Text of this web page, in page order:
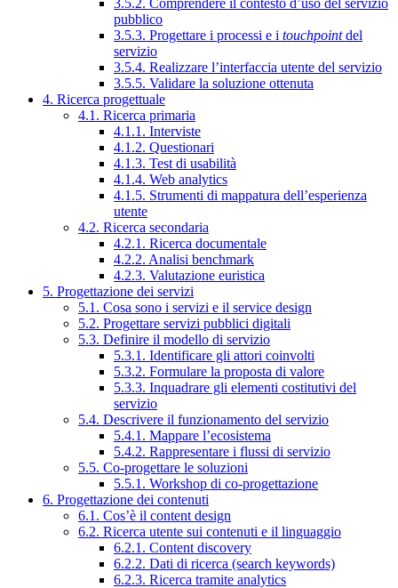
3.5.2. Comprendere il contesto d’uso del servizio
pubblico
3.5.3. Progettare i processi e i touchpointdel
servizio
3.5.4. Realizzare l’interfaccia utente del servizio
3.5.5. Validare la soluzione ottenuta
4. Ricerca progettuale
4.1. Ricerca primaria
4.1.1. Interviste
4.1.2. Questionari
4.1.3. Test di usabilità
4.1.4. Web analytics
4.1.5. Strumenti di mappatura dell’esperienza
utente
4.2. Ricerca secondaria
4.2.1. Ricerca documentale
4.2.2. Analisi benchmark
4.2.3. Valutazione euristica
5. Progettazione dei servizi
5.1. Cosa sono i servizi e il service design
5.2. Progettare servizi pubblici digitali
5.3. Definire il modello di servizio
5.3.1. Identificare gli attori coinvolti
5.3.2. Formulare la proposta di valore
5.3.3. Inquadrare gli elementi costitutivi del
servizio
5.4. Descrivere il funzionamento del servizio
5.4.1. Mappare l’ecosistema
5.4.2. Rappresentare i flussi di servizio
5.5. Co-progettare le soluzioni
5.5.1. Workshop di co-progettazione
6. Progettazione dei contenuti
6.1. Cos’è il content design
6.2. Ricerca utente sui contenuti e il linguaggio
6.2.1. Content discovery
6.2.2. Dati di ricerca (search keywords)
6.2.3. Ricerca tramite analytics